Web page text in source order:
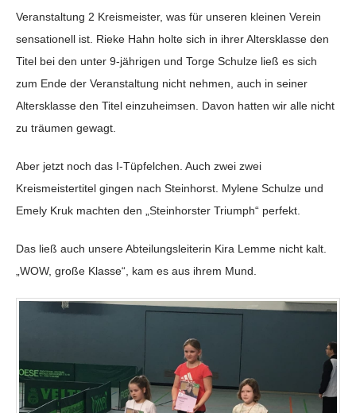
Veranstaltung 2 Kreismeister, was für unseren kleinen Verein
sensationell ist. Rieke Hahn holte sich in ihrer Altersklasse den
Titel bei den unter 9-jährigen und Torge Schulze ließ es sich
zum Ende der Veranstaltung nicht nehmen, auch in seiner
Altersklasse den Titel einzuheimsen. Davon hatten wir alle nicht
zu träumen gewagt.
Aber jetzt noch das I-Tüpfelchen. Auch zwei zwei
Kreismeistertitel gingen nach Steinhorst. Mylene Schulze und
Emely Kruk machten den „Steinhorster Triumph“ perfekt.
Das ließ auch unsere Abteilungsleiterin Kira Lemme nicht kalt.
„WOW, große Klasse“, kam es aus ihrem Mund.